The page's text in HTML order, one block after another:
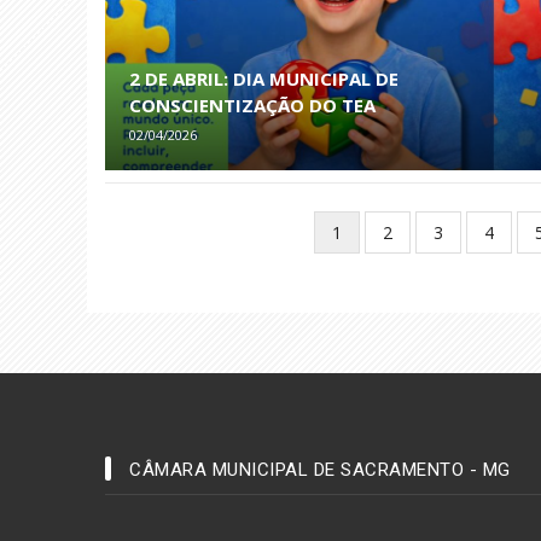
2 DE ABRIL: DIA MUNICIPAL DE
CONSCIENTIZAÇÃO DO TEA
02/04/2026
Página
atual
1 Page
2 Page
3 Page
4
CÂMARA MUNICIPAL DE SACRAMENTO - MG